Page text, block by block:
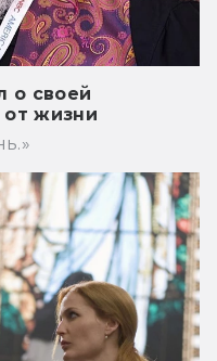
о своей
от жизни